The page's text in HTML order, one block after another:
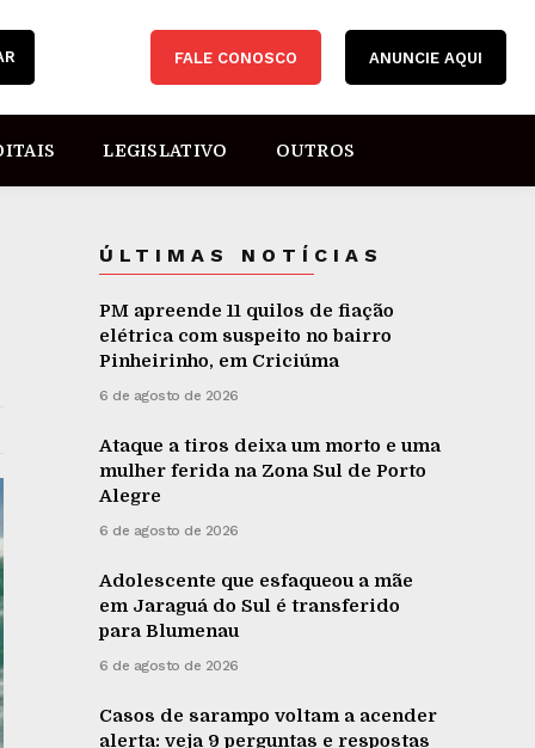
FALE CONOSCO ANUNCIE AQUI
LEGISLATIVO OUTROS
ÚLTIMAS NOTÍCIAS
PM apreende 11 quilos de fiação
elétrica com suspeito no bairro
Pinheirinho, em Criciúma
6 de agosto de 2026
Ataque a tiros deixa um morto e uma
mulher ferida na Zona Sul de Porto
Alegre
6 de agosto de 2026
Adolescente que esfaqueou a mãe
em Jaraguá do Sul é transferido
para Blumenau
6 de agosto de 2026
Casos de sarampo voltam a acender
alerta: veja 9 perguntas e respostas